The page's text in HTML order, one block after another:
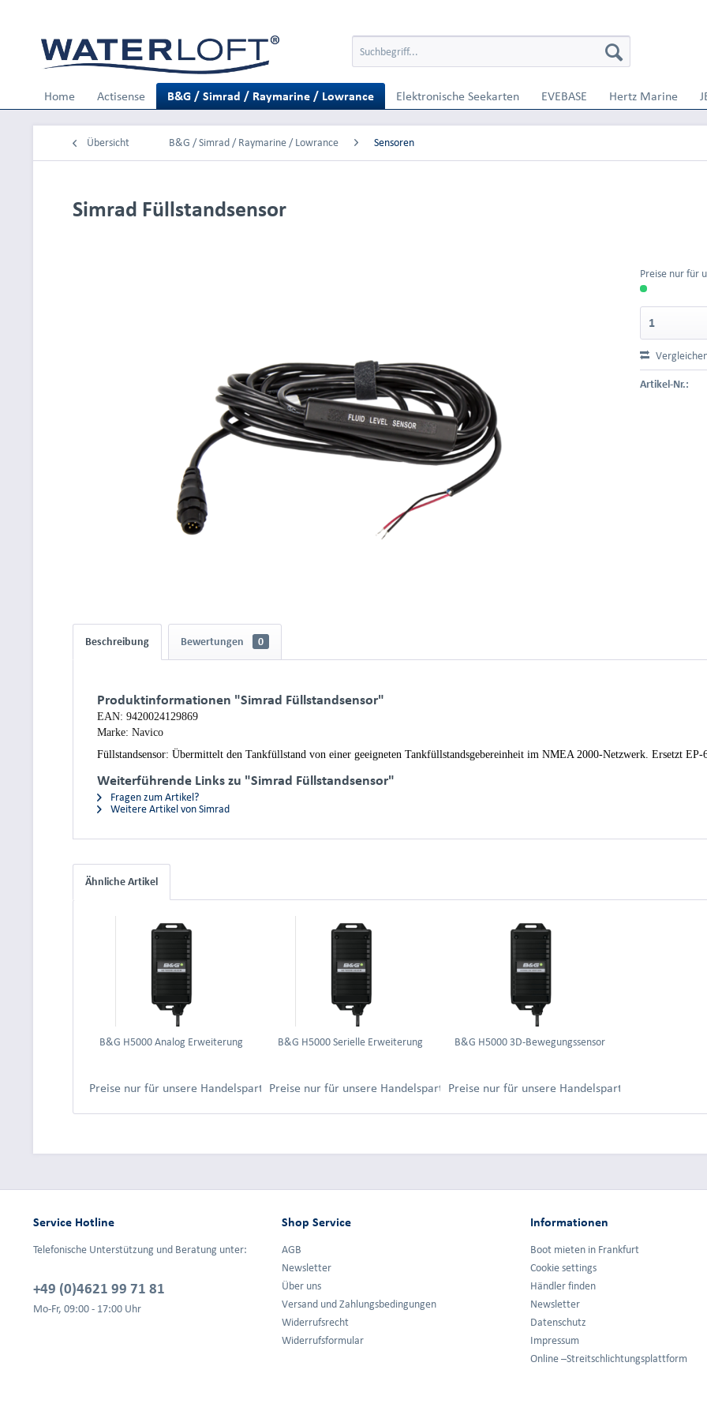
Home Actisense B&G / Simrad / Raymarine / Lowrance Elektronische Seekarten EVEBASE Hertz Marine
Übersicht B&G / Simrad / Raymarine / Lowrance Sensoren
Simrad Füllstandsensor
Preise nur für
Artikel-Nr.:
Beschreibung Bewertungen 0
Produktinformationen "Simrad Füllstandsensor"
EAN: 9420024129869
Marke: Navico
Füllstandsensor: Übermittelt den Tankfüllstand von einer geeigneten Tankfüllstandsgebereinheit im NMEA 2000-Netzwerk. Ersetzt EP-
Weiterführende Links zu "Simrad Füllstandsensor"
Fragen zum Artikel?
Weitere Artikel von Simrad
Ähnliche Artikel
B&G H5000 Analog Erweiterung
Preise nur für unsere Handelspartner nach Anmeldung.
B&G H5000 Serielle Erweiterung
Preise nur für unsere Handelspartner nach Anmeldung.
B&G H5000 3D-Bewegungssensor
Preise nur für unsere Handelspartner nach
Service Hotline
Telefonische Unterstützung und Beratung unter:
+49 (0)4621 99 71 81
Mo-Fr, 09:00 - 17:00 Uhr
Shop Service
AGB
Newsletter
Über uns
Versand und Zahlungsbedingungen
Widerrufsrecht
Widerrufsformular
Informationen
Boot mieten in Frankfurt
Cookie settings
Händler finden
Newsletter
Datenschutz
Impressum
Online –Streitschlichtungsplattform